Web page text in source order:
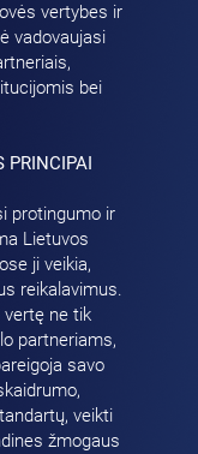
vertybes ir
vadovaujasi
bei
PRINCIPAI
protingumo ir
Lietuvos
ji veikia,
reikalavimus.
vertę ne tik
partneriams,
savo
veikti
žmogaus